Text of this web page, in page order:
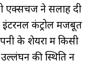
एक्सचेंज ने सलाह दी
कंट्रोल मजबूत
के शेयरों में किसी
की स्थिति न